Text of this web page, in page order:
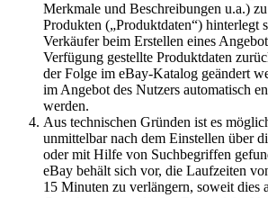
Merkmale und Beschreibungen u.a.)
Produkten („Produktdaten“) hinterlegt
Verkäufer beim Erstellen eines
Verfügung gestellte Produktdaten
der Folge im eBay-Katalog geändert
im Angebot des Nutzers automatisch
werden.
Aus technischen Gründen ist es
unmittelbar nach dem Einstellen über
oder mit Hilfe von Suchbegriffen
eBay behält sich vor, die Laufzeiten
15 Minuten zu verlängern, soweit dies